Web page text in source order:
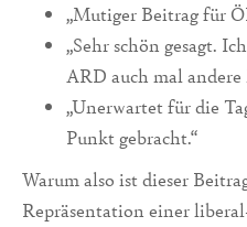
„Mutiger Beitrag für
„Sehr schön gesagt.
ARD auch mal
„Unerwartet für die
Punkt gebracht.“
Warum also ist dieser
Repräsentation einer